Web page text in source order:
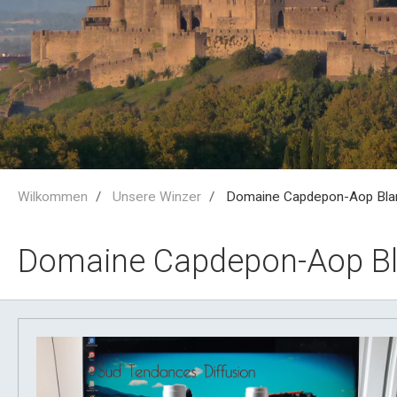
Wilkommen Unsere Winzer Domaine Capdepon-Aop
Domaine Capdepon-Aop